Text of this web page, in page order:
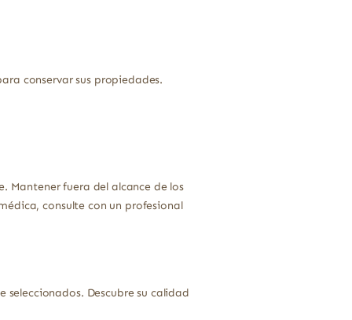
conservar sus propiedades.
Mantener fuera del alcance de los
consulte con un profesional
Descubre su calidad